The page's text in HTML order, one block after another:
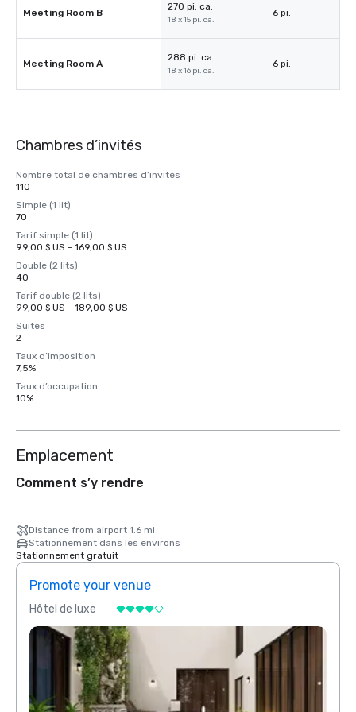
Meeting Room B
270 pi. ca.
18 x 15 pi. ca.
6 pi.
Meeting Room A
288 pi. ca.
18 x 16 pi. ca.
6 pi.
Chambres d’invités
Nombre total de chambres d’invités
110
Simple (1 lit)
70
Tarif simple (1 lit)
99,00 $ US - 169,00 $ US
Double (2 lits)
40
Tarif double (2 lits)
99,00 $ US - 189,00 $ US
Suites
2
Taux d’imposition
7,5%
Taux d’occupation
10%
Emplacement
Comment s’y rendre
Distance from airport 1.6 mi
Stationnement dans les environs
Stationnement gratuit
Promote your venue
Hôtel de luxe